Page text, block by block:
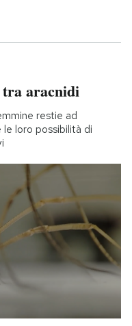
aracnidi
restie ad
le loro possibilità di